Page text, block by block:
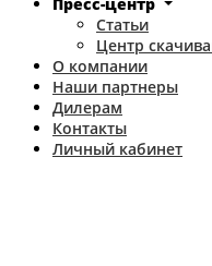
Статьи
Центр
О компании
Наши партнеры
Дилерам
Контакты
Личный кабинет